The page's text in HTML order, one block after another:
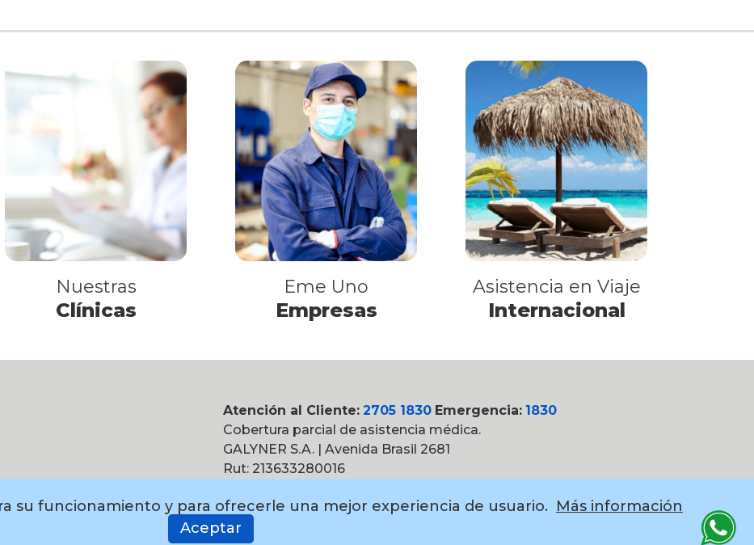
Nuestras
Clínicas
Eme Uno
Empresas
Asistencia en Viaje
Internacional
Atención al Cliente: 2705 1830 Emergencia: 1830
Cobertura parcial de asistencia médica.
GALYNER S.A. | Avenida Brasil 2681
Rut: 213633280016
su funcionamiento y para ofrecerle una mejor experiencia de usuario. Más información
Aceptar